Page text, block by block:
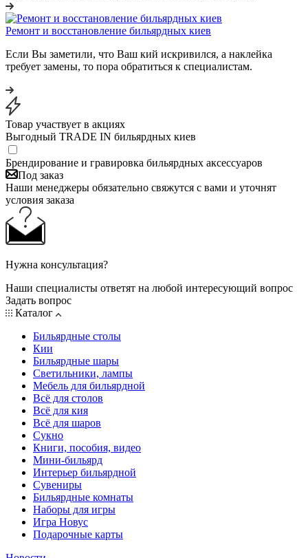
Ремонт и восстановление бильярдных киев
Если Вы заметили, что Ваш кий искривился, а наклейка
требует замены, то пора обратиться к специалистам.
Товар участвует в акциях
Выгодный TRADE IN бильярдных киев
Брендирование и гравировка бильярдных аксессуаров
Под заказ
Наши менеджеры обязательно свяжутся с вами и уточнят
условия заказа
Нужна консультация?
Наши специалисты ответят на любой интересующий вопрос
Задать вопрос
Каталог
Бильярдные столы
Кии
Бильярдные шары
Светильники, лампы
Мебель для бильярдной
Всё для столов
Всё для кия
Всё для шаров
Сукно
Книги, пособия, видео
Мини-бильярд
Интерьер бильярдной
Сувениры
Бильярдные комнаты
Наборы для игры
Игра Новус
Подарочные карты